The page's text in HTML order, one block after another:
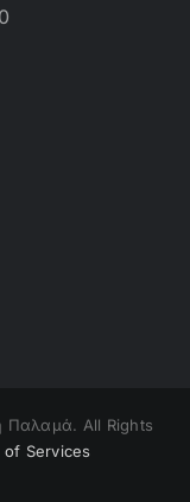
Παλαμά. All Rights
of Services